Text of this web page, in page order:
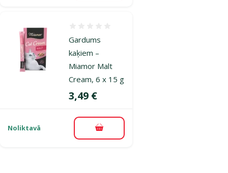
Gardums
kaķiem –
Miamor Malt
Cream, 6 x 15 g
Cena
3,49 €
Noliktavā Pievienot grozam